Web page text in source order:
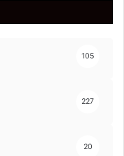
105
227
20